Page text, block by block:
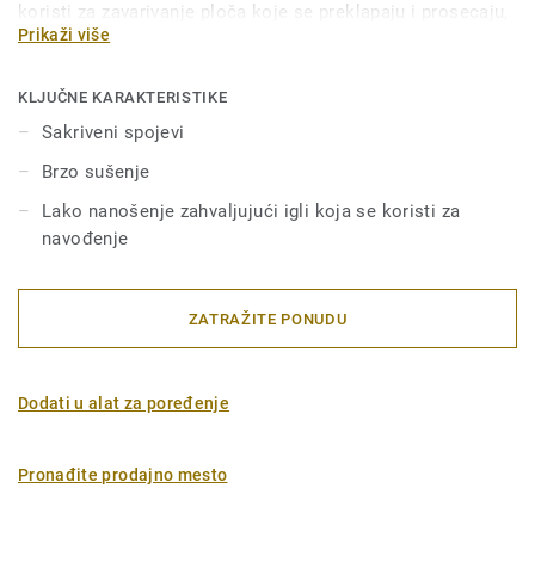
koristi za zavarivanje ploča koje se preklapaju i prosecaju,
Tip C sa otvorenim spojevima od 0.3mm do 4.0mm.
Prikaži više
KLJUČNE KARAKTERISTIKE
Sakriveni spojevi
Brzo sušenje
Lako nanošenje zahvaljujući igli koja se koristi za
navođenje
ZATRAŽITE PONUDU
Dodati u alat za poređenje
Pronađite prodajno mesto